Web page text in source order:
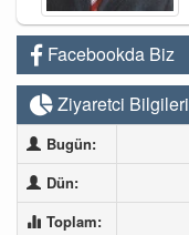
Facebookda Biz
Ziyaretci Bilgileri
Bugün:
Dün:
Toplam: